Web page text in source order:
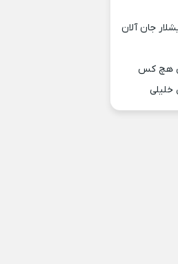
جان آلان
هچ کس
خلیلی